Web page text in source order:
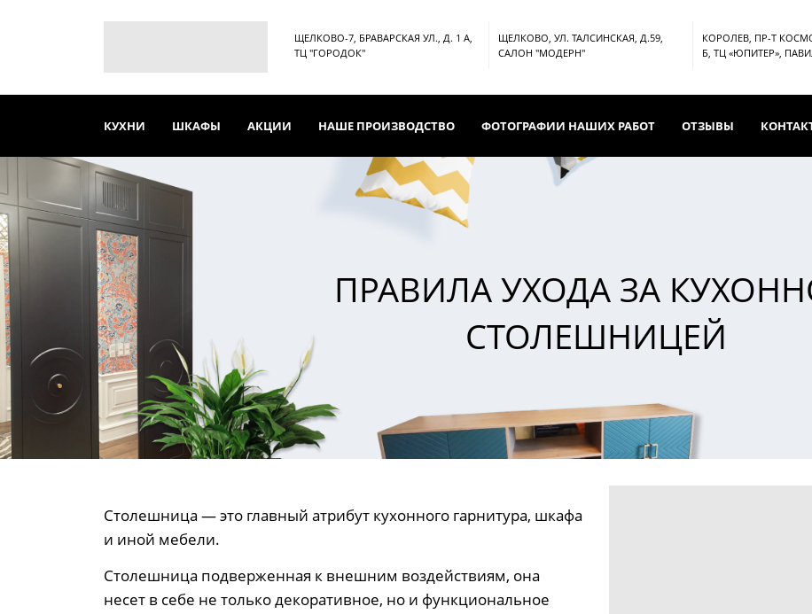
ЩЕЛКОВО-7, БРАВАРСКАЯ УЛ., Д. 1 А,
ТЦ "ГОРОДОК"
ЩЕЛКОВО, УЛ. ТАЛСИНСКАЯ, Д.59,
САЛОН "МОДЕРН"
КОРОЛЕВ, ПР-Т
Б, ТЦ «ЮПИТЕР»,
КУХНИ ШКАФЫ АКЦИИ НАШЕ ПРОИЗВОДСТВО ФОТОГРАФИИ НАШИХ РАБОТ ОТЗЫВЫ
ПРАВИЛА УХОДА ЗА
СТОЛЕШНИЦЕЙ
Столешница — это главный атрибут кухонного гарнитура, шкафа
и иной мебели.
Столешница подверженная к внешним воздействиям, она
несет в себе не только декоративное, но и функциональное